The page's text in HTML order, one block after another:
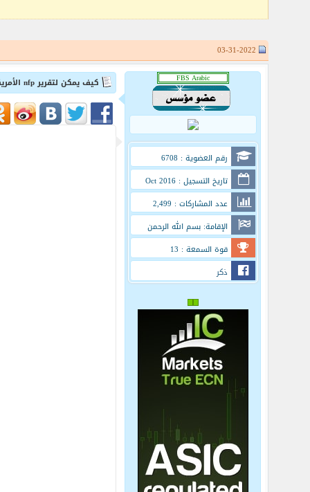
رقم العضوية : 6708
تاريخ التسجيل : Oct 2016
عدد المشاركات : 2,499
الإقامة: بسم الله الرحمن
الرحيم
قوة السمعة : 13
ذكر
كيف يمكن لتقرير nfp الأمريكي أن يصدمنا هذه المرة؟